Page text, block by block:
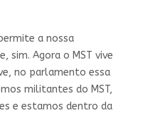
a nossa
sim. Agora o MST vive
no parlamento essa
militantes do MST,
e estamos dentro da